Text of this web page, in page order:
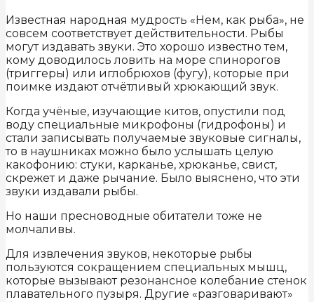
Известная народная мудрость «Нем, как рыба», не
совсем соответствует действительности. Рыбы
могут издавать звуки. Это хорошо известно тем,
кому доводилось ловить на море спинорогов
(триггеры) или иглобрюхов (фугу), которые при
поимке издают отчётливый хрюкающий звук.
Когда учёные, изучающие китов, опустили под
воду специальные микрофоны (гидрофоны) и
стали записывать получаемые звуковые сигналы,
то в наушниках можно было услышать целую
какофонию: стуки, карканье, хрюканье, свист,
скрежет и даже рычание. Было выяснено, что эти
звуки издавали рыбы.
Но наши пресноводные обитатели тоже не
молчаливы.
Для извлечения звуков, некоторые рыбы
пользуются сокращением специальных мышц,
которые вызывают резонансное колебание стенок
плавательного пузыря. Другие «разговаривают»